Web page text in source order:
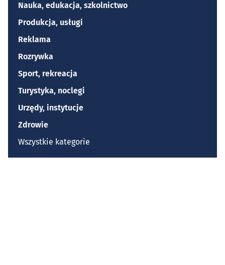
Nauka, edukacja, szkolnictwo
Produkcja, usługi
Reklama
Rozrywka
Sport, rekreacja
Turystyka, noclegi
Urzędy, instytucje
Zdrowie
Wszystkie kategorie